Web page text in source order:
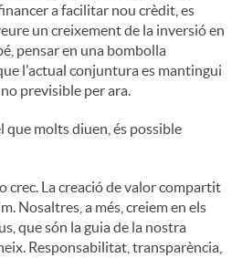
a facilitar nou crèdit, es
un creixement de la inversió en
pensar en una bombolla
l'actual conjuntura es mantingui
previsible per ara.
que molts diuen, és possible
crec. La creació de valor compartit
Nosaltres, a més, creiem en els
que són la guia de la nostra
Responsabilitat, transparència,